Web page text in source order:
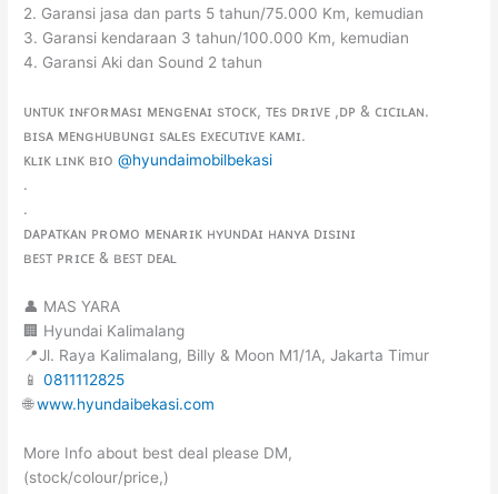
2. Garansi jasa dan parts 5 tahun/75.000 Km, kemudian
3. Garansi kendaraan 3 tahun/100.000 Km, kemudian
4. Garansi Aki dan Sound 2 tahun
ᴜɴᴛᴜᴋ ɪɴғᴏʀᴍᴀsɪ ᴍᴇɴɢᴇɴᴀɪ sᴛᴏᴄᴋ, ᴛᴇs ᴅʀɪᴠᴇ ,ᴅᴘ & ᴄɪᴄɪʟᴀɴ.
ʙɪsᴀ ᴍᴇɴɢʜᴜʙᴜɴɢɪ sᴀʟᴇs ᴇxᴇᴄᴜᴛɪᴠᴇ ᴋᴀᴍɪ.
ᴋʟɪᴋ ʟɪɴᴋ ʙɪᴏ@hyundaimobilbekasi
.
.
ᴅᴀᴘᴀᴛᴋᴀɴ ᴘʀᴏᴍᴏ ᴍᴇɴᴀʀɪᴋ ʜʏᴜɴᴅᴀɪ ʜᴀɴʏᴀ ᴅɪsɪɴɪ
ʙᴇꜱᴛ ᴘʀɪᴄᴇ & ʙᴇꜱᴛ ᴅᴇᴀʟ
👤 MAS YARA
🏢 Hyundai Kalimalang
📍Jl. Raya Kalimalang, Billy & Moon M1/1A, Jakarta Timur
📱0811112825
🌐www.hyundaibekasi.com
More Info about best deal please DM,
(stock/colour/price,)